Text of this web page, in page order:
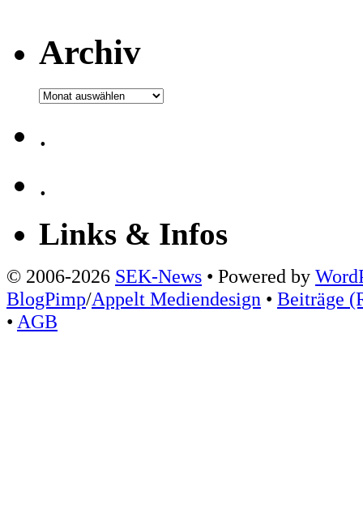
Archiv
Archiv
.
.
Links & Infos
© 2006-2026 SEK-News • Powered by
BlogPimp/Appelt Mediendesign • Beiträge
• AGB